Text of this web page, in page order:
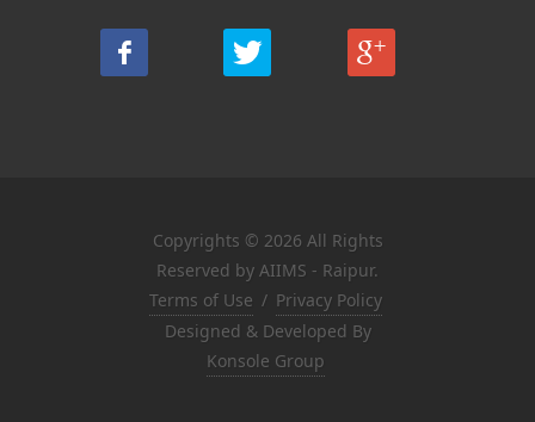
Copyrights © 2026 All Rights
Reserved by AIIMS - Raipur.
Terms of Use / Privacy Policy
Designed & Developed By
Konsole Group